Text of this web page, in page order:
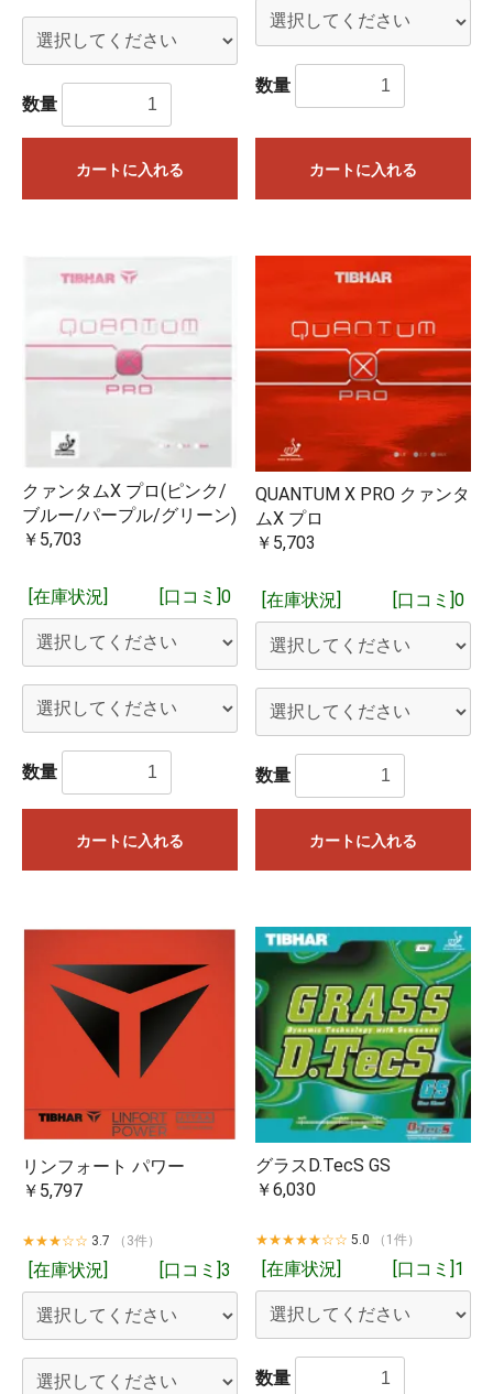
数量
カートに入れる
数量
カートに入れる
クァンタムX プロ(ピンク/
ブルー/パープル/グリーン)
￥5,703
[在庫状況] [口コミ]0
数量
カートに入れる
QUANTUM X PRO クァンタ
ムX プロ
￥5,703
[在庫状況] [口コミ]0
数量
カートに入れる
リンフォート パワー
￥5,797
★★★☆☆ 3.7 （3件）
[在庫状況] [口コミ]3
グラスD.TecS GS
￥6,030
★★★★★☆☆ 5.0 （1件）
[在庫状況] [口コミ]1
数量